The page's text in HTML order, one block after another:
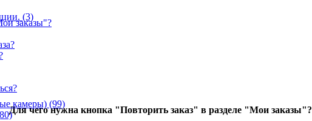
(3)
камеры) (99)
заказы"?
Для чего нужна кнопка "Повторить заказ" в разделе "Мои заказы"?